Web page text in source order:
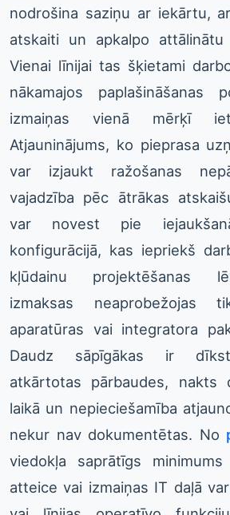
nodrošina saziņu ar iekārtu,
atskaiti un apkalpo attālinātu
Vienai līnijai tas šķietami
nākamajos paplašināšanas
izmaiņas vienā mērķī
Atjauninājums, ko pieprasa
var izjaukt ražošanas
vajadzība pēc ātrākas
var novest pie
konfigurācijā, kas iepriekš
kļūdainu projektēšanas
izmaksas neaprobežojas
aparatūras vai integratora
Daudz sāpīgākas ir
atkārtotas pārbaudes, nakts
laikā un nepieciešamība
nekur nav dokumentētas. No
viedokļa saprātīgs
atteice vai izmaiņas IT daļā